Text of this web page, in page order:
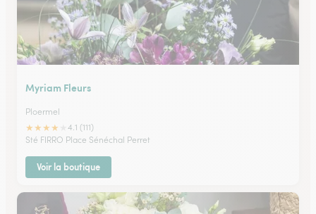
Myriam Fleurs
Ploermel
★★★★
4.1 (111)
Sté FIRRO Place Sénéchal Perret
Voir la boutique